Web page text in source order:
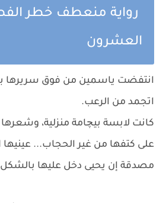
رواية منعطف خطر
العشرون
انتفضت ياسمين من فوق سريرها
اتجمد من الرعب.
كانت لابسة بيچامة منزلية،
على كتفها من غير الحجاب...
مصدقة إن يحيى دخل عليها بالشكل